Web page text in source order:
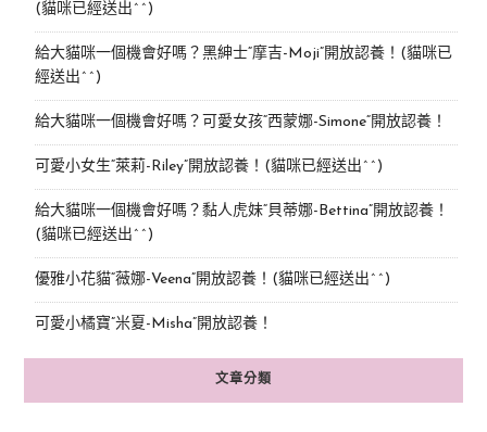
(貓咪已經送出^^)
給大貓咪一個機會好嗎？黑紳士“摩吉-Moji”開放認養！(貓咪已
經送出^^)
給大貓咪一個機會好嗎？可愛女孩“西蒙娜-Simone“開放認養！
可愛小女生“萊莉-Riley”開放認養！(貓咪已經送出^^)
給大貓咪一個機會好嗎？黏人虎妹“貝蒂娜-Bettina”開放認養！
(貓咪已經送出^^)
優雅小花貓“薇娜-Veena”開放認養！(貓咪已經送出^^)
可愛小橘寶”米夏-Misha”開放認養！
文章分類